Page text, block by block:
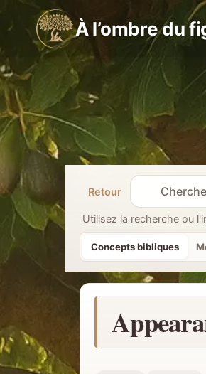
au
contenu
À l’ombre du
Retour
R
e
e
h
Utilisez la recherche ou
Concepts bibliques